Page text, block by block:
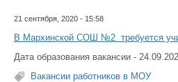
21 сентября, 2020 - 15:58
В Мархинской СОШ №2 требуется
Дата образования вакансии -
Вакансии работников в МОУ